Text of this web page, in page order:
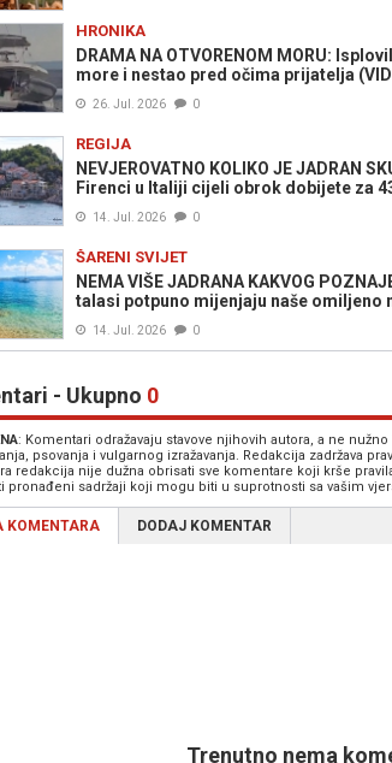
HRONIKA
DRAMA NA OTVORENOM MORU:
more i nestao pred očima prijatelja
26. Jul. 2026 0
REGIJA
NEVJEROVATNO KOLIKO JE JADRAN
Firenci u Italiji cijeli obrok dobijete za
14. Jul. 2026 0
ŠARENI SVIJET
NEMA VIŠE JADRANA KAKVOG
talasi potpuno mijenjaju naše omiljeno
14. Jul. 2026 0
- Ukupno 0
: Komentari odražavaju stavove njihovih autora, a ne
psovanja i vulgarnog izražavanja. Redakcija zadržava
redakcija nije dužna obrisati sve komentare koji krše
pronađeni sadržaji koji mogu biti u suprotnosti sa vašim
KOMENTARA DODAJ KOMENTAR
Trenutno nema